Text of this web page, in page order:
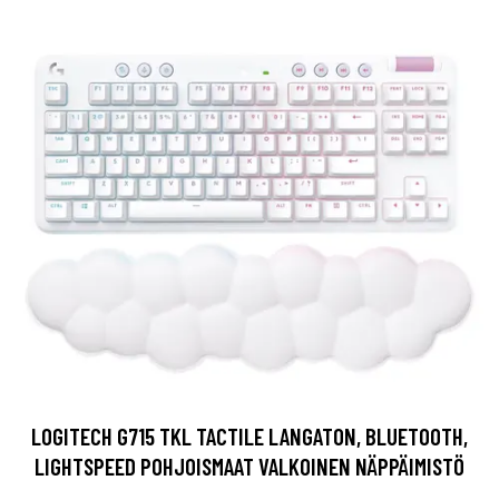
LOGITECH G715 TKL TACTILE LANGATON, BLUETOOTH,
LIGHTSPEED POHJOISMAAT VALKOINEN NÄPPÄIMISTÖ